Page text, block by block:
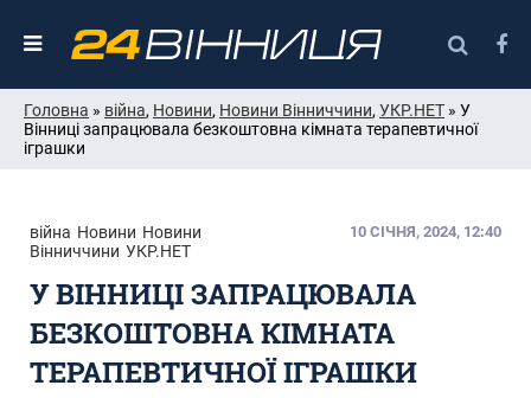
Головна » війна, Новини, Новини Вінниччини, УКР.НЕТ » У
Вінниці запрацювала безкоштовна кімната терапевтичної
іграшки
війна Новини Новини
Вінниччини УКР.НЕТ
10 СІЧНЯ, 2024, 12:40
У ВІННИЦІ ЗАПРАЦЮВАЛА
БЕЗКОШТОВНА КІМНАТА
ТЕРАПЕВТИЧНОЇ ІГРАШКИ